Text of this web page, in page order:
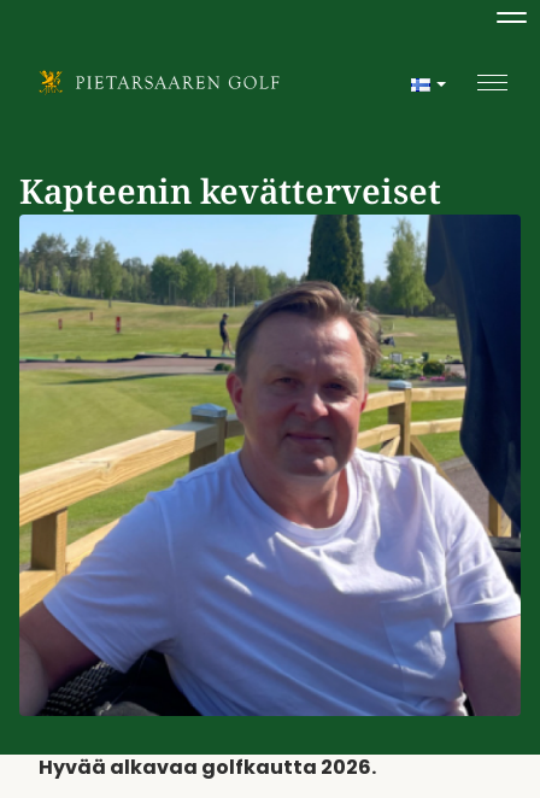
Kapteenin kevätterveiset
Hyvää alkavaa golfkautta 2026.